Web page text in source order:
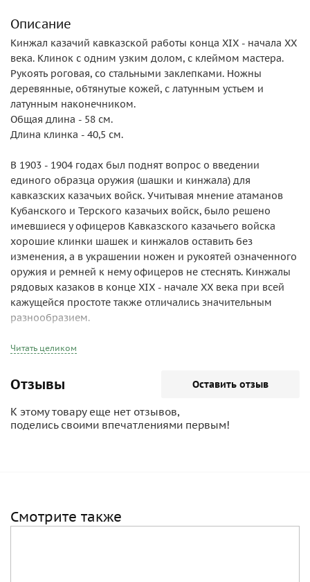
Описание
Кинжал казачий кавказской работы конца XIX - начала ХХ
века. Клинок с одним узким долом, с клеймом мастера.
Рукоять роговая, со стальными заклепками. Ножны
деревянные, обтянутые кожей, с латунным устьем и
латунным наконечником.
Общая длина - 58 см.
Длина клинка - 40,5 см.
В 1903 - 1904 годах был поднят вопрос о введении
единого образца оружия (шашки и кинжала) для
кавказских казачьих войск. Учитывая мнение атаманов
Кубанского и Терского казачьих войск, было решено
имевшиеся у офицеров Кавказского казачьего войска
хорошие клинки шашек и кинжалов оставить без
изменения, а в украшении ножен и рукоятей означенного
оружия и ремней к нему офицеров не стеснять. Кинжалы
рядовых казаков в конце XIX - начале ХХ века при всей
кажущейся простоте также отличались значительным
разнообразием.
Читать целиком
Отзывы Оставить отзыв
К этому товару еще нет отзывов,
поделись своими впечатлениями первым!
Смотрите также